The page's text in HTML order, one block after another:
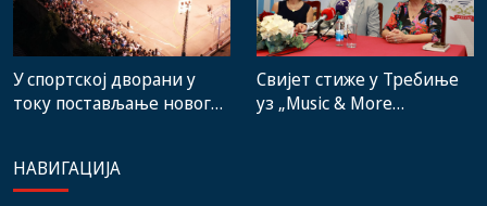
У спортској дворани у
току постављање новог
нови мобилијар
Свијет стиже у Требиње
уз „Music & More
НАВИГАЦИЈА